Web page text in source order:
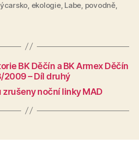
ekologie, Labe povodně,
BK Děčín a BK Armex Děčín
2009 – Díl druhý
zrušeny noční linky MAD